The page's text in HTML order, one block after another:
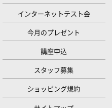
インターネットテスト会
今月のプレゼント
講座申込
スタッフ募集
ショッピング規約